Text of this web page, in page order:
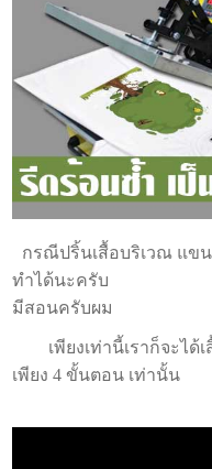
กรณีปริ้นเสื้อบริเวณ แขน
ทำได้นะครับ
มีสอนครับผม
เพียงเท่านี้เราก็จะได้เ
เพียง 4 ขั้นตอน เท่านั้น